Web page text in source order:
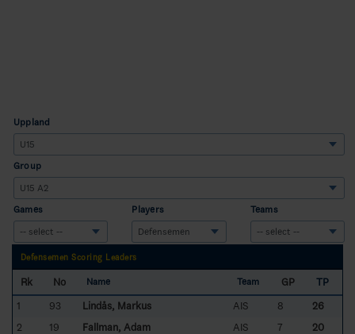
Uppland
Group
Games Players Teams
Defensemen Scoring Leaders
Rk No Name Team GP
TP
1
93 Lindås, Markus AIS 8
26
2
19 Fallman, Adam AIS 7
20